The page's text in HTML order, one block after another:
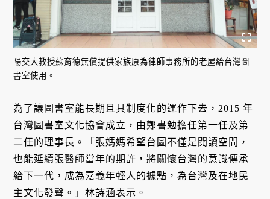
陽交大教授蘇育德無償提供家族原為律師事務所的老屋給台灣圖
書室使用。
為了讓圖書室能長期且具制度化的運作下去，2015 年
台灣圖書室文化協會成立，由鄭書勉擔任第一任及第
二任的理事長。「張媽媽希望台圖不僅是閱讀空間，
也能延續張醫師當年的期許，將關懷台灣的意識傳承
給下一代，成為嘉義年輕人的據點，為台灣及在地民
主文化發聲。」林詩涵表示。